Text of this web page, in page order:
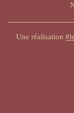
Une réalisation